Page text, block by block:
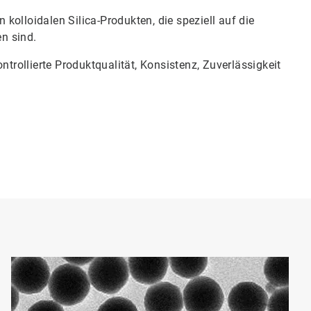
kolloidalen Silica-Produkten, die speziell auf die
sind.​​​​​​​
Produktqualität, Konsistenz, Zuverlässigkeit